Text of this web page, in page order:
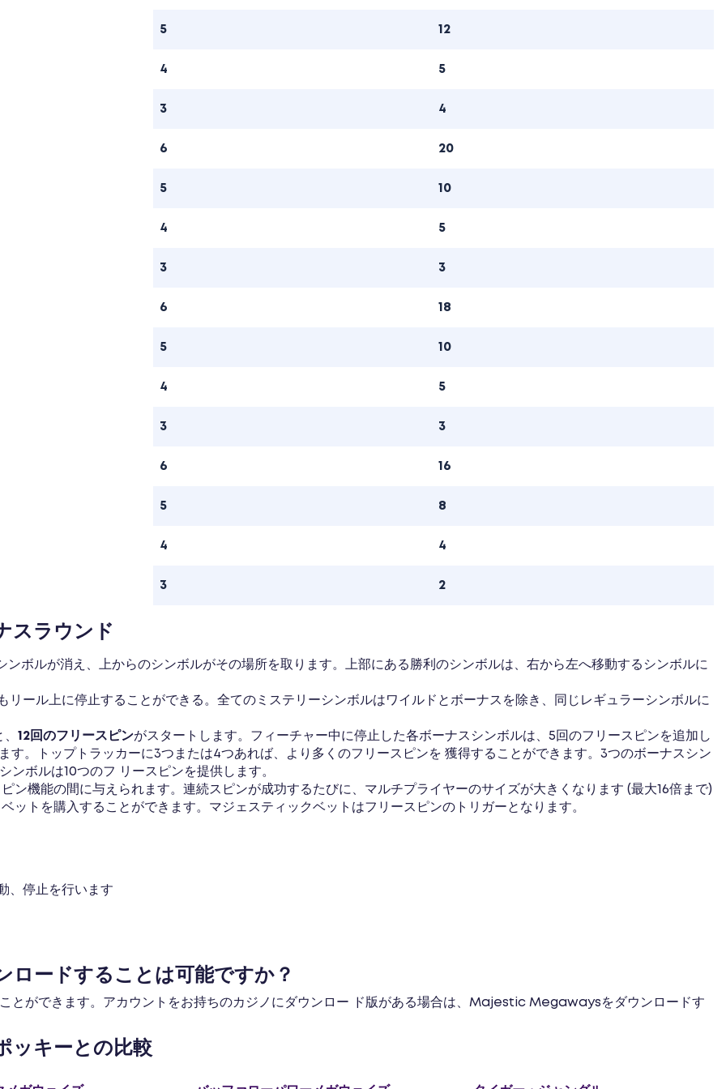
5 12
4 5
3 4
6 20
5 10
4 5
3 3
6 18
5 10
4 5
3 3
6 16
5 8
4 4
3 2
スラウンド
ボルが消え、上からのシンボルがその場所を取ります。上部にある勝利のシンボルは、右から左へ移動するシンボルに
リール上に停止することができる。全てのミステリーシンボルはワイルドとボーナスを除き、同じレギュラーシンボルに
12回のフリースピンがスタートします。フィーチャー中に停止した各ボーナスシンボルは、5回のフリースピンを追加し
す。トップトラッカーに3つまたは4つあれば、より多くのフリースピンを 獲得することができます。3つのボーナスシン
ボルは10つのフ リースピンを提供します。
ン機能の間に与えられます。連続スピンが成功するたびに、マルチプライヤーのサイズが大きくなります (最大16倍まで)
ットを購入することができます。マジェスティックベットはフリースピンのトリガーとなります。
、停止を行います
ロードすることは可能ですか？
とができます。アカウントをお持ちのカジノにダウンロー ド版がある場合は、Majestic Megawaysをダウンロードす
ッキーとの比較